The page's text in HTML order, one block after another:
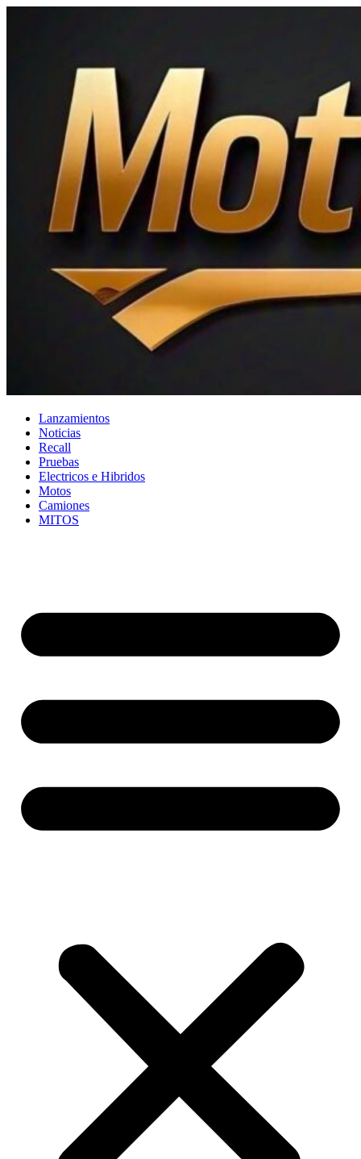
Lanzamientos
Noticias
Recall
Pruebas
Electricos e Hibridos
Motos
Camiones
MITOS